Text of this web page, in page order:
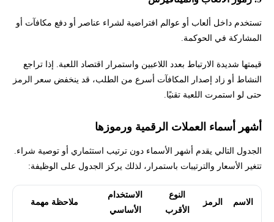
تستخدم داخل ألعاب أو عوالم افتراضية لشراء عناصر أو دفع مكافآت أو
المشاركة في الحوكمة.
قيمتها شديدة الارتباط بعدد اللاعبين واستمرار اقتصاد اللعبة. إذا تراجع
النشاط أو زاد إصدار المكافآت أسرع من الطلب، قد ينخفض سعر الرمز
حتى لو استمرت اللعبة تقنيًا.
أشهر أسماء العملات الرقمية ورموزها
الجدول التالي يقدم أشهر الأسماء دون ترتيب استثماري أو توصية شراء.
تتغير الأسعار والترتيبات باستمرار، لذلك يركز الجدول على الوظيفة:
الاسم الرمز
النوع
الأقرب
الاستخدام
الأساسي
ملاحظة مهمة